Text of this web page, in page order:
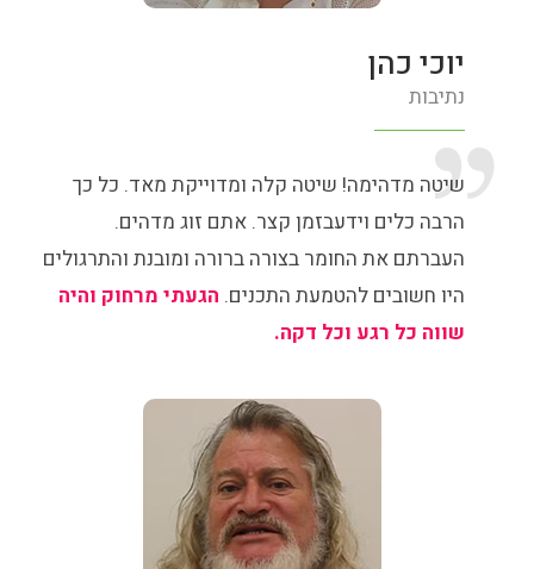
יוכי כהן
נתיבות
שיטה מדהימה! שיטה קלה ומדוייקת מאד. כל כך
הרבה כלים וידעבזמן קצר. אתם זוג מדהים.
העברתם את החומר בצורה ברורה ומובנת והתרגולים
היו חשובים להטמעת התכנים. הגעתי מרחוק והיה
שווה כל רגע וכל דקה.